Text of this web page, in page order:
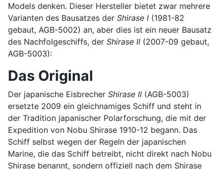
Models denken. Dieser Hersteller bietet zwar mehrere
Varianten des Bausatzes der Shirase I (1981-82
gebaut, AGB-5002) an, aber dies ist ein neuer Bausatz
des Nachfolgeschiffs, der Shirase II (2007-09 gebaut,
AGB-5003):
Das Original
Der japanische Eisbrecher Shirase II (AGB-5003)
ersetzte 2009 ein gleichnamiges Schiff und steht in
der Tradition japanischer Polarforschung, die mit der
Expedition von Nobu Shirase 1910-12 begann. Das
Schiff selbst wegen der Regeln der japanischen
Marine, die das Schiff betreibt, nicht direkt nach Nobu
Shirase benannt, sondern offiziell nach dem Shirase